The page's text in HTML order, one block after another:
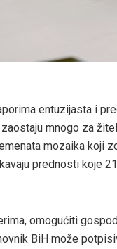
entuzijasta i
mnogo za
mozaika koji
prednosti koje
omogućiti
BiH može